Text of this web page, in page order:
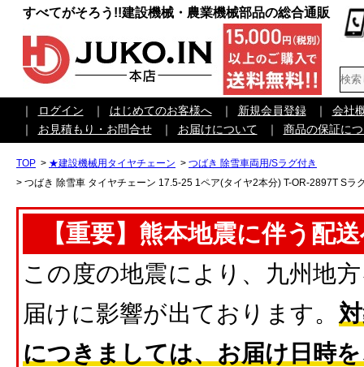
すべてがそろう!!建設機械・農業機械部品の総合通販
｜ ログイン ｜ はじめてのお客様へ ｜ 新規会員登録 ｜
会社
｜
お見積もり・お問合せ ｜ お届けについて ｜ 商品の保証に
TOP > ★建設機械用タイヤチェーン > つばき 除雪車両用/Sラグ付き
> つばき 除雪車 タイヤチェーン 17.5-25 1ペア(タイヤ2本分) T-OR-2897T Sラ
【重要】熊本地震に伴う配
この度の地震により、九州地
届けに影響が出ております。
につきましては、お届け日時